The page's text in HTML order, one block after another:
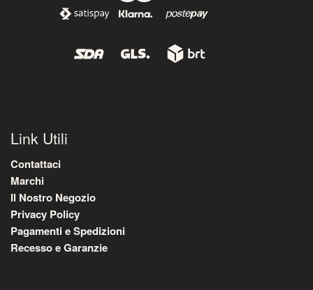
Link Utili
Contattaci
Marchi
Il Nostro Negozio
Privacy Policy
Pagamenti e Spedizioni
Recesso e Garanzie